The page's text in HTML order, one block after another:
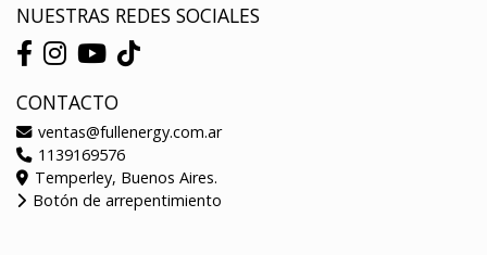
NUESTRAS REDES SOCIALES
CONTACTO
ventas@fullenergy.com.ar
1139169576
Temperley, Buenos Aires.
Botón de arrepentimiento